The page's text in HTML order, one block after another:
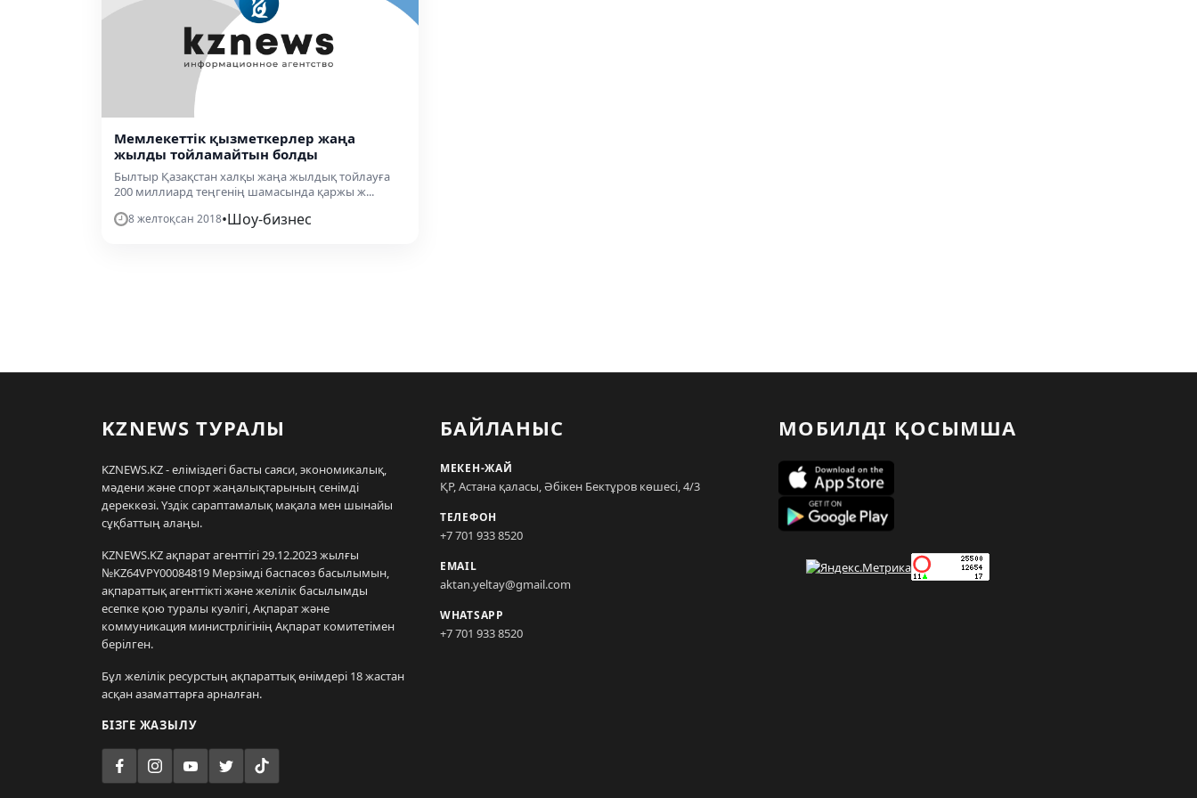
Мемлекеттік қызметкерлер жаңа
жылды тойламайтын болды
Былтыр Қазақстан халқы жаңа жылдық тойлауға
200 миллиард теңгенің шамасында қаржы ж...
8 желтоқсан 2018•Шоу-бизнес
KZNEWS ТУРАЛЫ
KZNEWS.KZ - еліміздегі басты саяси, экономикалық,
мәдени және спорт жаңалықтарының сенімді
дереккөзі. Үздік сараптамалық мақала мен шынайы
сұқбаттың алаңы.
KZNEWS.KZ ақпарат агенттігі 29.12.2023 жылғы
№KZ64VPY00084819 Мерзімді баспасөз басылымын,
ақпараттық агенттікті және желілік басылымды
есепке қою туралы куәлігі, Ақпарат және
коммуникация министрлігінің Ақпарат комитетімен
берілген.
Бұл желілік ресурстың ақпараттық өнімдері 18 жастан
асқан азаматтарға арналған.
БІЗГЕ ЖАЗЫЛУ
БАЙЛАНЫС
МЕКЕН-ЖАЙ
ҚР, Астана қаласы, Әбікен Бектұров көшесі, 4/3
ТЕЛЕФОН
+7 701 933 8520
EMAIL
aktan.yeltay@gmail.com
WHATSAPP
+7 701 933 8520
МОБИЛДІ ҚОСЫМША